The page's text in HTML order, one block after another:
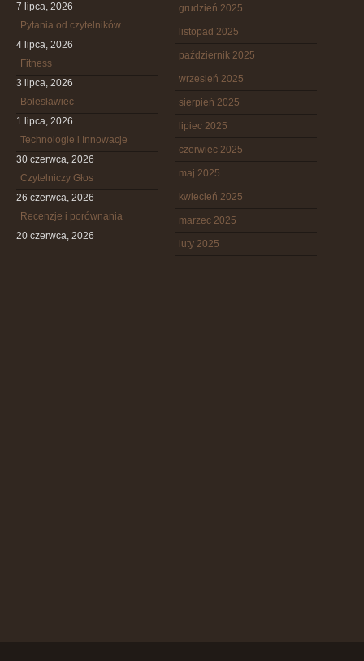
7 lipca, 2026
Pytania od czytelników
4 lipca, 2026
Fitness
3 lipca, 2026
Bolesławiec
1 lipca, 2026
Technologie i Innowacje
30 czerwca, 2026
Czytelniczy Głos
26 czerwca, 2026
Recenzje i porównania
20 czerwca, 2026
grudzień 2025
listopad 2025
październik 2025
wrzesień 2025
sierpień 2025
lipiec 2025
czerwiec 2025
maj 2025
kwiecień 2025
marzec 2025
luty 2025